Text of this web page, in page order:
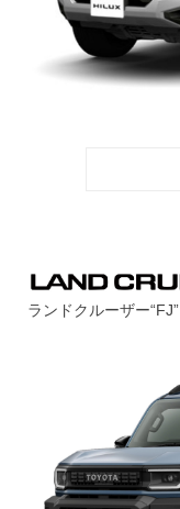
ランドクルーザー“FJ”